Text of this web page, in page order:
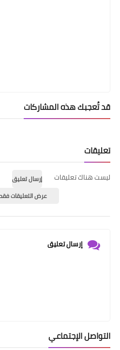
قد تُعجبك هذه المشاركات
تعليقات
ليست هناك تعليقات
إرسال تعليق
عرض التعليقات
إرسال تعليق
التواصل الإجتماعي